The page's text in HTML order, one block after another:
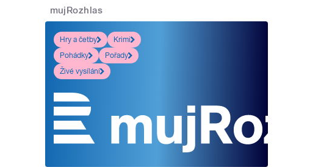
mujRozhlas
Hry a četby
Krimi
Pohádky
Pořady
Živé vysílání